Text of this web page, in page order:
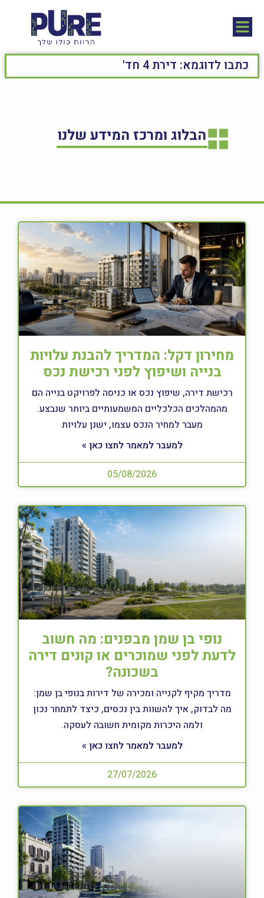
הבלוג ומרכז המידע שלנו
מחירון דקל: המדריך להבנת עלויות
בנייה ושיפוץ לפני רכישת נכס
רכישת דירה, שיפוץ נכס או כניסה לפרויקט בנייה הם
מהמהלכים הכלכליים המשמעותיים ביותר שנבצע.
מעבר למחיר הנכס עצמו, ישנן עלויות
למעבר למאמר לחצו כאן »
05/08/2026
נופי בן שמן מבפנים: מה חשוב
לדעת לפני שמוכרים או קונים דירה
בשכונה?
מדריך מקיף לקנייה ומכירה של דירות בנופי בן שמן:
מה לבדוק, איך להשוות בין נכסים, כיצד לתמחר נכון
ולמה היכרות מקומית חשובה לעסקה.
למעבר למאמר לחצו כאן »
27/07/2026